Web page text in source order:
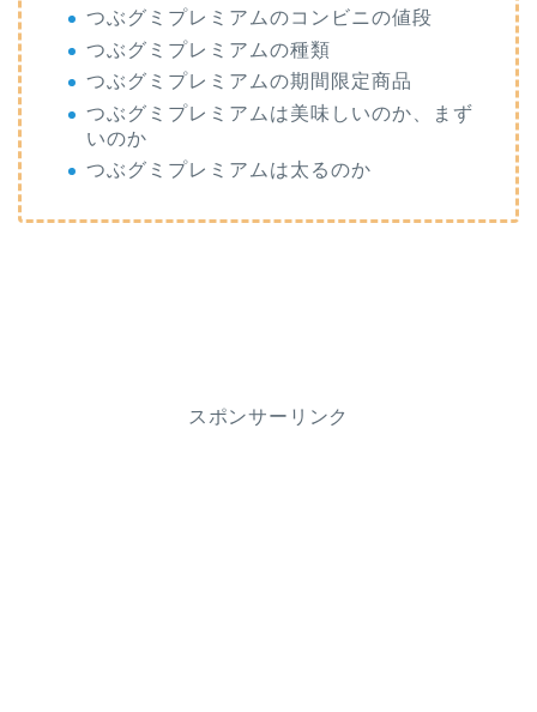
つぶグミプレミアムのコンビニの値段
つぶグミプレミアムの種類
つぶグミプレミアムの期間限定商品
つぶグミプレミアムは美味しいのか、まず
いのか
つぶグミプレミアムは太るのか
スポンサーリンク